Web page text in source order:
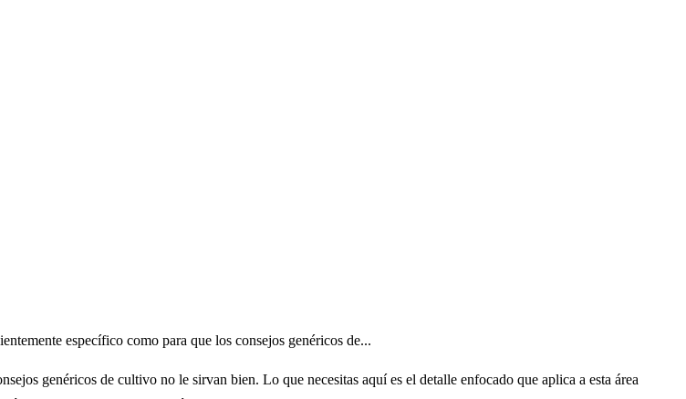
específico como para que los consejos genéricos de...
genéricos de cultivo no le sirvan bien. Lo que necesitas aquí es el detalle enfocado que aplica a esta área